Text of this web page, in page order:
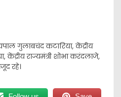
गुलाबचंद कटारिया, केंद्रीय
केंद्रीय राज्यमंत्री शोभा करंदलाजे,
रहे।